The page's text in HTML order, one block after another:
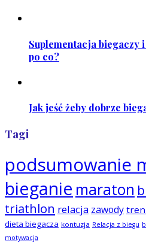
Suplementacja
po co?
Jak jeść żeby dobrze
Tagi
podsumowanie
bieganie maraton
triathlon relacja zawody
dieta biegacza kontuzja Relacja z biegu
motywacja